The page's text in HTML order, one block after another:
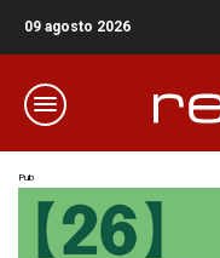
09 agosto 2026
Pub